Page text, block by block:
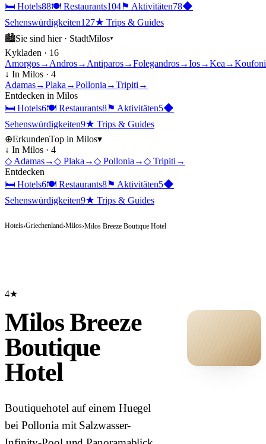
🛏 Hotels88🍽 Restaurants104⚑ Aktivitäten78◆
Sehenswürdigkeiten127★ Trips & Guides
🏙Sie sind hier · StadtMilos▾
Kykladen · 16
Amorgos→ Andros→ Antiparos→Folegandros→Ios→Kea →
↓ In Milos · 4
Adamas→Plaka →Pollonia →Tripiti →
Entdecken in Milos
🛏 Hotels6🍽 Restaurants8⚑ Aktivitäten5◆
Sehenswürdigkeiten9★ Trips & Guides
⊕ErkundenTop in Milos▾
↓ In Milos · 4
◇ Adamas→◇ Plaka →◇ Pollonia →◇ Tripiti →
Entdecken
🛏 Hotels6🍽 Restaurants8⚑ Aktivitäten5◆
Sehenswürdigkeiten9★ Trips & Guides
Hotels›Griechenland›Milos›Milos Breeze Boutique Hotel
4★
Milos Breeze
Boutique
Hotel
Boutiquehotel auf einem Huegel
bei Pollonia mit Salzwasser-